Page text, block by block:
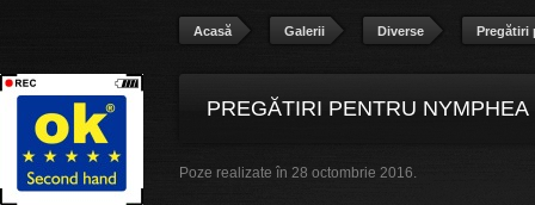
Acasă Galerii Diverse Pregătiri
PREGĂTIRI PENTRU
Poze realizate în 28 octombrie 2016.